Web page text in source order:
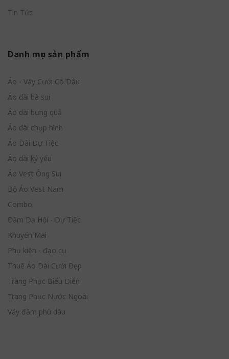
Tin Tức
Danh mục sản phẩm
Áo - Váy Cưới Cô Dâu
Áo dài bà sui
Áo dài bưng quả
Áo dài chụp hình
Áo Dài Dự Tiệc
Áo dài kỷ yếu
Áo Vest Ông Sui
Bộ Áo Vest Nam
Combo
Đầm Dạ Hội - Dự Tiệc
Khuyến Mãi
Phụ kiện - đạo cụ
Thuê Áo Dài Cưới Đẹp
Trang Phục Biểu Diễn
Trang Phục Nước Ngoài
Váy đầm phù dâu